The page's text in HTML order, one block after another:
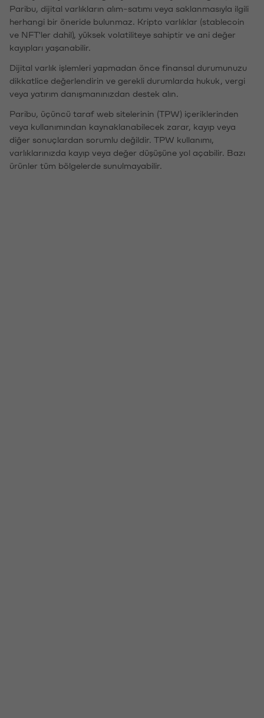
Paribu, dijital varlıkların alım-satımı veya saklanmasıyla ilgili
herhangi bir öneride bulunmaz. Kripto varlıklar (stablecoin
ve NFT'ler dahil), yüksek volatiliteye sahiptir ve ani değer
kayıpları yaşanabilir.
Dijital varlık işlemleri yapmadan önce finansal durumunuzu
dikkatlice değerlendirin ve gerekli durumlarda hukuk, vergi
veya yatırım danışmanınızdan destek alın.
Paribu, üçüncü taraf web sitelerinin (TPW) içeriklerinden
veya kullanımından kaynaklanabilecek zarar, kayıp veya
diğer sonuçlardan sorumlu değildir. TPW kullanımı,
varlıklarınızda kayıp veya değer düşüşüne yol açabilir. Bazı
ürünler tüm bölgelerde sunulmayabilir.